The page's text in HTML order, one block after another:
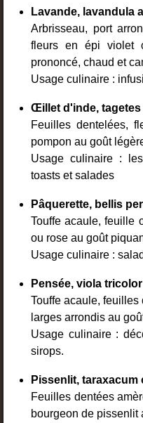
Lavande, lavandula
Arbrisseau, port
fleurs en épi violet
prononcé, chaud et
Usage culinaire :
Œillet d'inde, tagetes
Feuilles dentelées,
pompon au goût
Usage culinaire :
toasts et salades
Pâquerette, bellis
Touffe acaule, feuille
ou rose au goût
Usage culinaire :
Pensée, viola tricolor
Touffe acaule,
larges arrondis au
Usage culinaire :
sirops.
Pissenlit, taraxacum
Feuilles dentées
bourgeon de pissenlit